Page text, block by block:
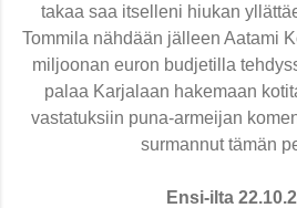
takaa saa itselleni hiukan
Tommila nähdään jälleen Aatami
miljoonan euron budjetilla
palaa Karjalaan hakemaan
vastatuksiin puna-armeijan
surmannut tämän
Ensi-ilta